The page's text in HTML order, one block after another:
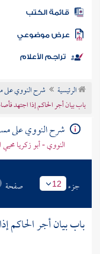
المكتبة
الكتب
موضوعي
تراجم الأعلام
الرئيسية شرح النووي على
باب بيان أجر الحاكم إذا اجتهد
شرح النووي على
النووي - أبو زكريا
جزء 12 صفحة
باب بيان أجر الحاكم